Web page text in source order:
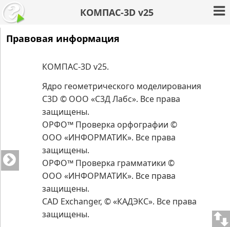
КОМПАС-3D v25
Правовая информация
КОМПАС-3D v25.
Ядро геометрического моделирования
C3D © ООО «С3Д Лабс». Все права
защищены.
ОРФО™ Проверка орфографии ©
ООО «ИНФОРМАТИК». Все права
защищены.
ОРФО™ Проверка грамматики ©
ООО «ИНФОРМАТИК». Все права
защищены.
CAD Exchanger, © «КАДЭКС». Все права
защищены.